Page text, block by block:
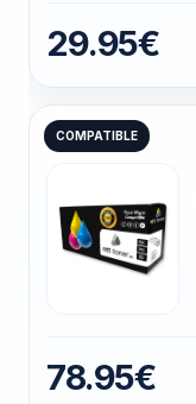
29.95€
COMPATIBLE
78.95€